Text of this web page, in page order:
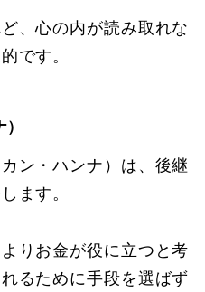
、心の内が読み取れな
です。
ン・ハンナ）は、後継
ます。
りお金が役に立つと考
るために手段を選ばず